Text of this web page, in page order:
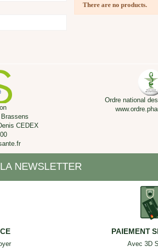
There are no products.
CEDEX
Ordre national
NEWSLETTER
PAIEMENT
Avec 3D